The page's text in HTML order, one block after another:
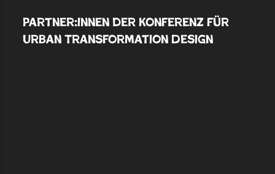
Partner:innen der Konferenz für
Urban Transformation Design